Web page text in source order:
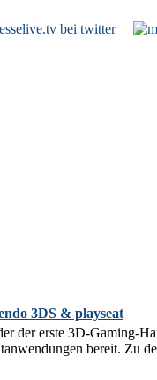
3DS & playseat
der erste 3D-Gaming-
bereit. Zu